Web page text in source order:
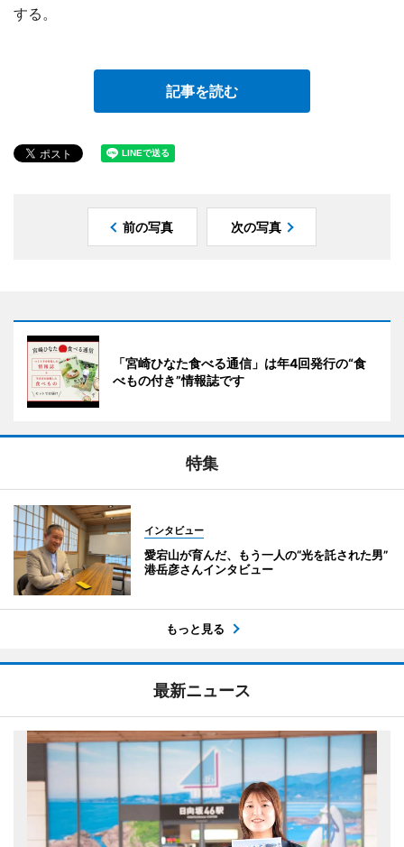
する。
記事を読む
前の写真 次の写真
「宮崎ひなた食べる通信」は年4回発行の“食
べもの付き”情報誌です
特集
インタビュー
愛宕山が育んだ、もう一人の“光を託された男”
港岳彦さんインタビュー
もっと見る
最新ニュース